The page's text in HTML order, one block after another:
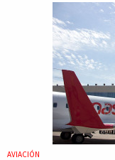
AVIACIÓN